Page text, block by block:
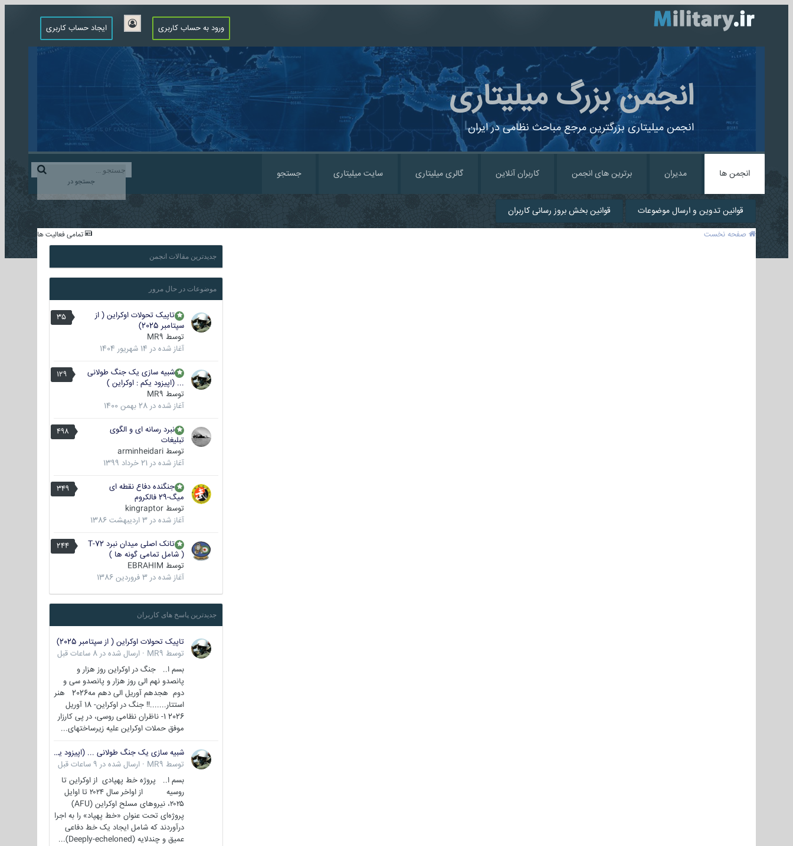
ورود به حساب کاربری ایجاد حساب کاربری
انجمن بزرگ میلیتاری
انجمن میلیتاری بزرگترین مرجع مباحث نظامی در ایران
جستجو در
انجمن ها مدیران برترین های انجمن کاربران آنلاین گالری میلیتاری سایت میلیتاری جستجو
قوانین تدوین و ارسال موضوعات قوانین بخش بروز رسانی کاربران
تمامی فعالیت ها صفحه نخست
جدیدترین مقالات انجمن
موضوعات در حال مرور
35
تاپیک تحولات اوکراین ( از
سپتامبر 2025)
توسط MR9
آغاز شده در 14 شهریور 1404
129
شبیه سازی یک جنگ طولانی
... (اپیزود یکم : اوکراین )
توسط MR9
آغاز شده در 28 بهمن 1400
498
نبرد رسانه ای و الگوی
تبلیغات
توسط arminheidari
آغاز شده در 21 خرداد 1399
349
جنگنده دفاع نقطه ای
میگ-29 فالکروم
توسط kingraptor
آغاز شده در 3 اردیبهشت 1386
244
تانک اصلی میدان نبرد T-72
( شامل تمامی گونه ها )
توسط EBRAHIM
آغاز شده در 3 فروردین 1386
جدیدترین پاسخ های کاربران
تاپیک تحولات اوکراین ( از سپتامبر 2025)
توسط MR9
· ارسال شده در 8 ساعات قبل
بسم ا.. جنگ در اوکراین روز هزار و
پانصدو نهم الی روز هزار و پانصدو سی و
دوم هجدهم آوریل الی دهم مه2026 هنر
استتار.......!! جنگ در اوکراین- 18 آوریل
2026 1- ناظران نظامی روسی، در پی کارزار
موفق حملات اوکراین علیه زیرساختهای...
شبیه سازی یک جنگ طولانی ... (اپیزود یکم : اوکراین )
توسط MR9
· ارسال شده در 9 ساعات قبل
بسم ا.. پروژه خط پهپادی از اوکراین تا
روسیه از اواخر سال ۲۰۲۴ تا اوایل
۲۰۲۵، نیروهای مسلح اوکراین (AFU)
پروژه‌ای تحت عنوان «خط پهپاد» را به اجرا
درآوردند که شامل ایجاد یک خط دفاعی
عمیق و چندلایه (Deeply-echeloned)...